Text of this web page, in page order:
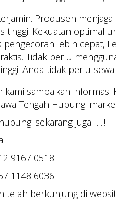
Produsen
tinggi. Kekuatan optimal
pengecoran lebih cepat,
Tidak perlu
Anda tidak perlu
kami sampaikan
Tengah Hubungi
sekarang juga …..!
9167 0518
1148 6036
telah berkunjung di